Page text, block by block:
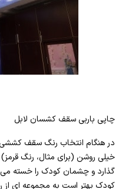
چاپی باربی سقف کشسان لابل
در هنگام انتخاب رنگ سقف کششی
خیلی روشن (برای مثال، رنگ
گذارد و چشمان کودک را خسته می
کودک بهتر است به مجموعه ای از